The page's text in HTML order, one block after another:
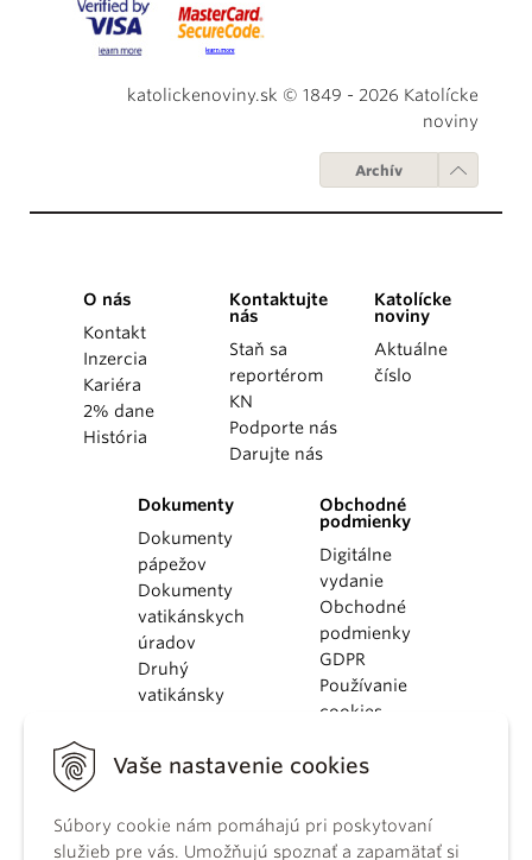
Vaše nastavenie cookies
Súbory cookie nám pomáhajú pri poskytovaní
služieb pre vás. Umožňujú spoznať a zapamätať si
katolickenoviny.sk © 1849 - 2026 Katolícke
noviny
Archív
O nás
Kontakt
Inzercia
Kariéra
2% dane
História
Kontaktujte
nás
Staň sa
reportérom
KN
Podporte nás
Darujte nás
Katolícke
noviny
Aktuálne
číslo
Dokumenty
Dokumenty
pápežov
Dokumenty
vatikánskych
úradov
Druhý
vatikánsky
KBS
kánonického
práva
Obchodné
podmienky
Digitálne
vydanie
Obchodné
podmienky
GDPR
Používanie
cookies